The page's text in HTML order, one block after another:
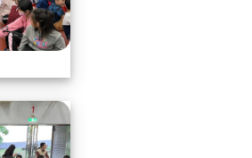
113.1.17中年級營養教育(